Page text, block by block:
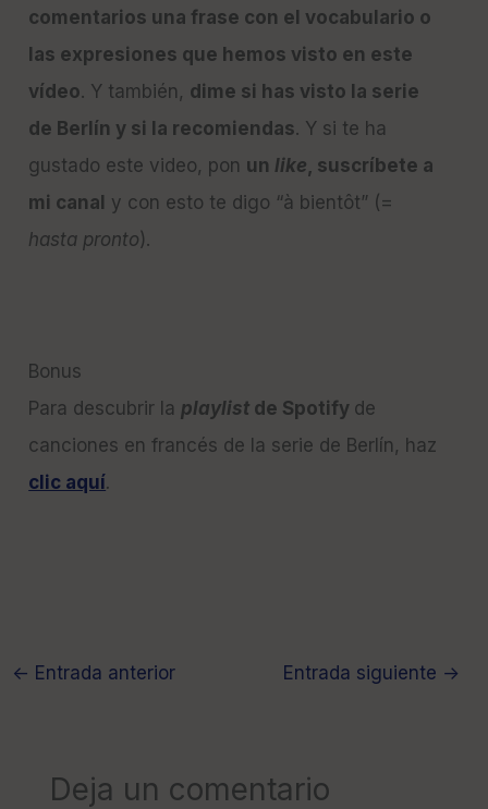
comentarios una frase con el vocabulario o
las expresiones que hemos visto en este
vídeo. Y también, dime si has visto la serie
de Berlín y si la recomiendas. Y si te ha
gustado este video, pon un like, suscríbete a
mi canal y con esto te digo “à bientôt” (=
hasta pronto).
Bonus
Para descubrir la playlist de Spotify de
canciones en francés de la serie de Berlín, haz
clic aquí.
← Entrada anterior Entrada siguiente →
Deja un comentario